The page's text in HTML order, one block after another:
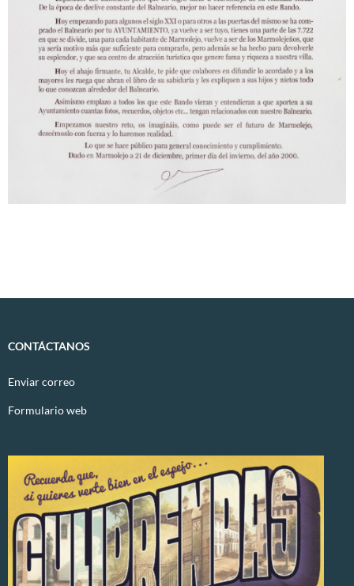
CONTÁCTANOS
Enviar correo
Formulario web